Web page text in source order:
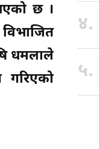
छ ।
धमलाले
गरिएको
४.
५.